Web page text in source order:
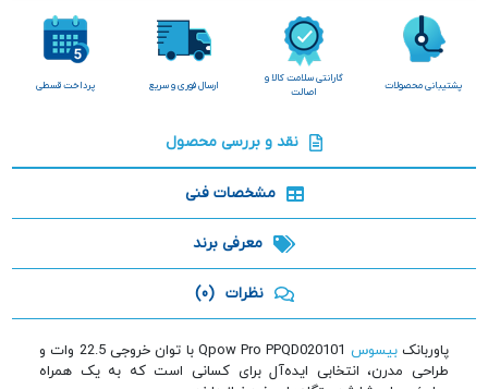
پشتیبانی محصولات
گارانتی سلامت کالا و
اصالت
ارسال فوری و سریع پرداخت قسطی
نقد و بررسی محصول
مشخصات فنی
معرفی برند
نظرات (0)
پاوربانکبیسوس
Qpow Pro PPQD020101 با توان خروجی 22.5 وات و
طراحی مدرن، انتخابی ایده‌آل برای کسانی است که به یک همراه